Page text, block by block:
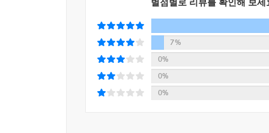
3 문자 관련 패널 알아보기
4 문자 입력하기
5 입력한 문자 속성 변경하기
6 문자 입력하고 설정 변경하기
7 긴 문장 가져와 입력하기
별점별로 리뷰를 확인해 보세
7%
0%
0%
0%